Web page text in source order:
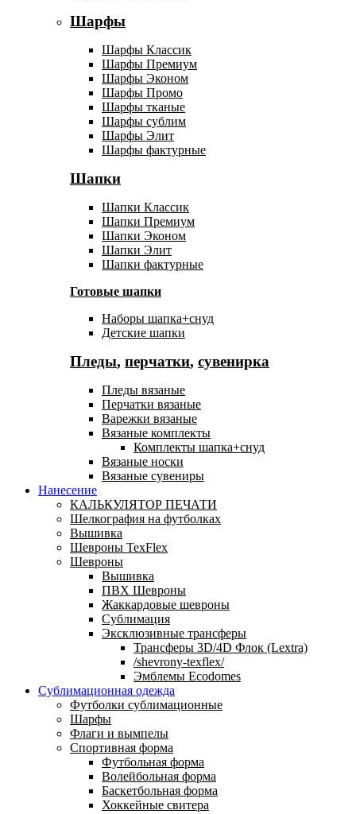
Шарфы
Шарфы Классик
Шарфы Премиум
Шарфы Эконом
Шарфы Промо
Шарфы тканые
Шарфы сублим
Шарфы Элит
Шарфы фактурные
Шапки
Шапки Классик
Шапки Премиум
Шапки Эконом
Шапки Элит
Шапки фактурные
Готовые шапки
Наборы шапка+снуд
Детские шапки
Пледы, перчатки, сувенирка
Пледы вязаные
Перчатки вязаные
Варежки вязаные
Вязаные комплекты
Комплекты шапка+снуд
Вязаные носки
Вязаные сувениры
Нанесение
КАЛЬКУЛЯТОР ПЕЧАТИ
Шелкография на футболках
Вышивка
Шевроны TexFlex
Шевроны
Вышивка
ПВХ Шевроны
Жаккардовые шевроны
Сублимация
Эксклюзивные трансферы
Трансферы 3D/4D Флок (Lextra)
/shevrony-texflex/
Эмблемы Ecodomes
Сублимационная одежда
Футболки сублимационные
Шарфы
Флаги и вымпелы
Спортивная форма
Футбольная форма
Волейбольная форма
Баскетбольная форма
Хоккейные свитера